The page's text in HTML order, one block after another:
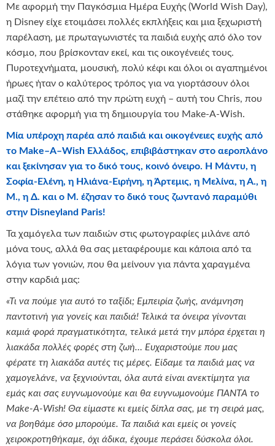
Με αφορμή την Παγκόσμια Ημέρα Ευχής (World Wish Day),
η Disney είχε ετοιμάσει πολλές εκπλήξεις και μια ξεχωριστή
παρέλαση, με πρωταγωνιστές τα παιδιά ευχής από όλο τον
κόσμο, που βρίσκονταν εκεί, και τις οικογένειές τους.
Πυροτεχνήματα, μουσική, πολύ κέφι και όλοι οι αγαπημένοι
ήρωες ήταν ο καλύτερος τρόπος για να γιορτάσουν όλοι
μαζί την επέτειο από την πρώτη ευχή – αυτή του Chris, που
στάθηκε αφορμή για τη δημιουργία του Make-A-Wish.
Μία υπέροχη παρέα από παιδιά και οικογένειες ευχής από
το Make–A–Wish Ελλάδος, επιβιβάστηκαν στο αεροπλάνο
και ξεκίνησαν για το δικό τους, κοινό όνειρο. Η Μάντυ, η
Σοφία-Ελένη, η Ηλιάνα-Ειρήνη, η Άρτεμις, η Μελίνα, η Α., η
Μ., η Δ. και ο Μ. έζησαν το δικό τους ζωντανό παραμύθι
στην Disneyland Paris!
Τα χαμόγελα των παιδιών στις φωτογραφίες μιλάνε από
μόνα τους, αλλά θα σας μεταφέρουμε και κάποια από τα
λόγια των γονιών, που θα μείνουν για πάντα χαραγμένα
στην καρδιά μας:
«Τι να πούμε για αυτό το ταξίδι; Εμπειρία ζωής, ανάμνηση
παντοτινή για γονείς και παιδιά! Τελικά τα όνειρα γίνονται
καμιά φορά πραγματικότητα, τελικά μετά την μπόρα έρχεται η
λιακάδα πολλές φορές στη ζωή… Ευχαριστούμε που μας
φέρατε τη λιακάδα αυτές τις μέρες. Είδαμε τα παιδιά μας να
χαμογελάνε, να ξεχνιούνται, όλα αυτά είναι ανεκτίμητα για
εμάς και σας ευγνωμονούμε και θα ευγνωμονούμε ΠΑΝΤΑ το
Make-A-Wish! Θα είμαστε κι εμείς δίπλα σας, με τη σειρά μας,
να βοηθάμε όσο μπορούμε. Τα παιδιά και εμείς οι γονείς
χειροκροτηθήκαμε, όχι άδικα, έχουμε περάσει δύσκολα όλοι.